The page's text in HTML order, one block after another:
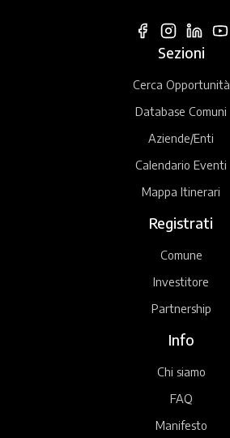
Sezioni
Cerca Opportunità
Database Comuni
Aziende/Enti
Calendario Eventi
Mappa Itinerari
Registrati
Comune
Investitore
Partnership
Info
Chi siamo
FAQ
Manifesto